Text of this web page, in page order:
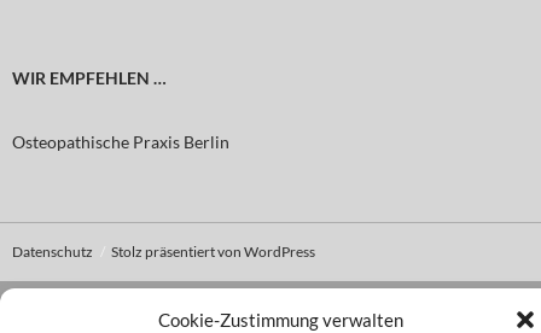
Cookie-Zustimmung verwalten
WIR EMPFEHLEN …
Osteopathische Praxis Berlin
Datenschutz Stolz präsentiert von WordPress